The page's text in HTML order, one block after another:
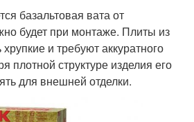
базальтовая вата от
будет при монтаже. Плиты из
и требуют аккуратного
плотной структуре изделия его
для внешней отделки.